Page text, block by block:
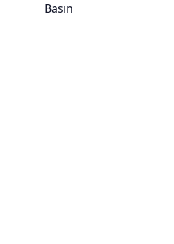
Basın